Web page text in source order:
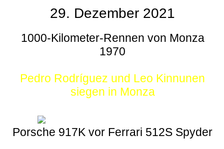
29. Dezember 2021
1000-Kilometer-Rennen von Monza
1970
Pedro Rodríguez und Leo Kinnunen
siegen in Monza
Porsche 917K vor Ferrari 512S Spyder